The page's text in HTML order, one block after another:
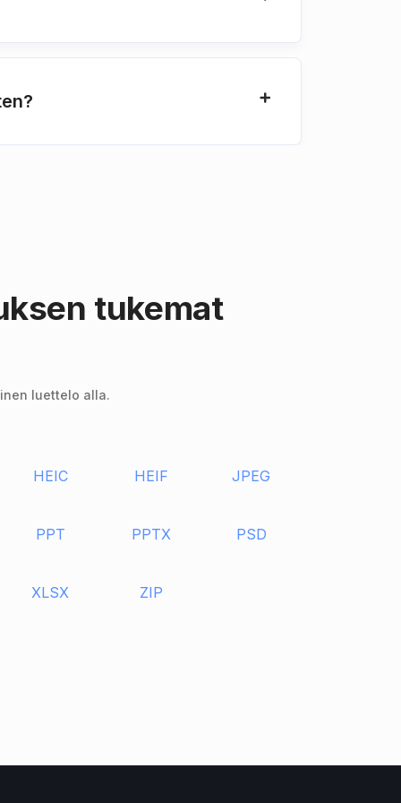
tukemat
luettelo alla.
HEIC HEIF JPEG
PPT PPTX PSD
XLSX ZIP